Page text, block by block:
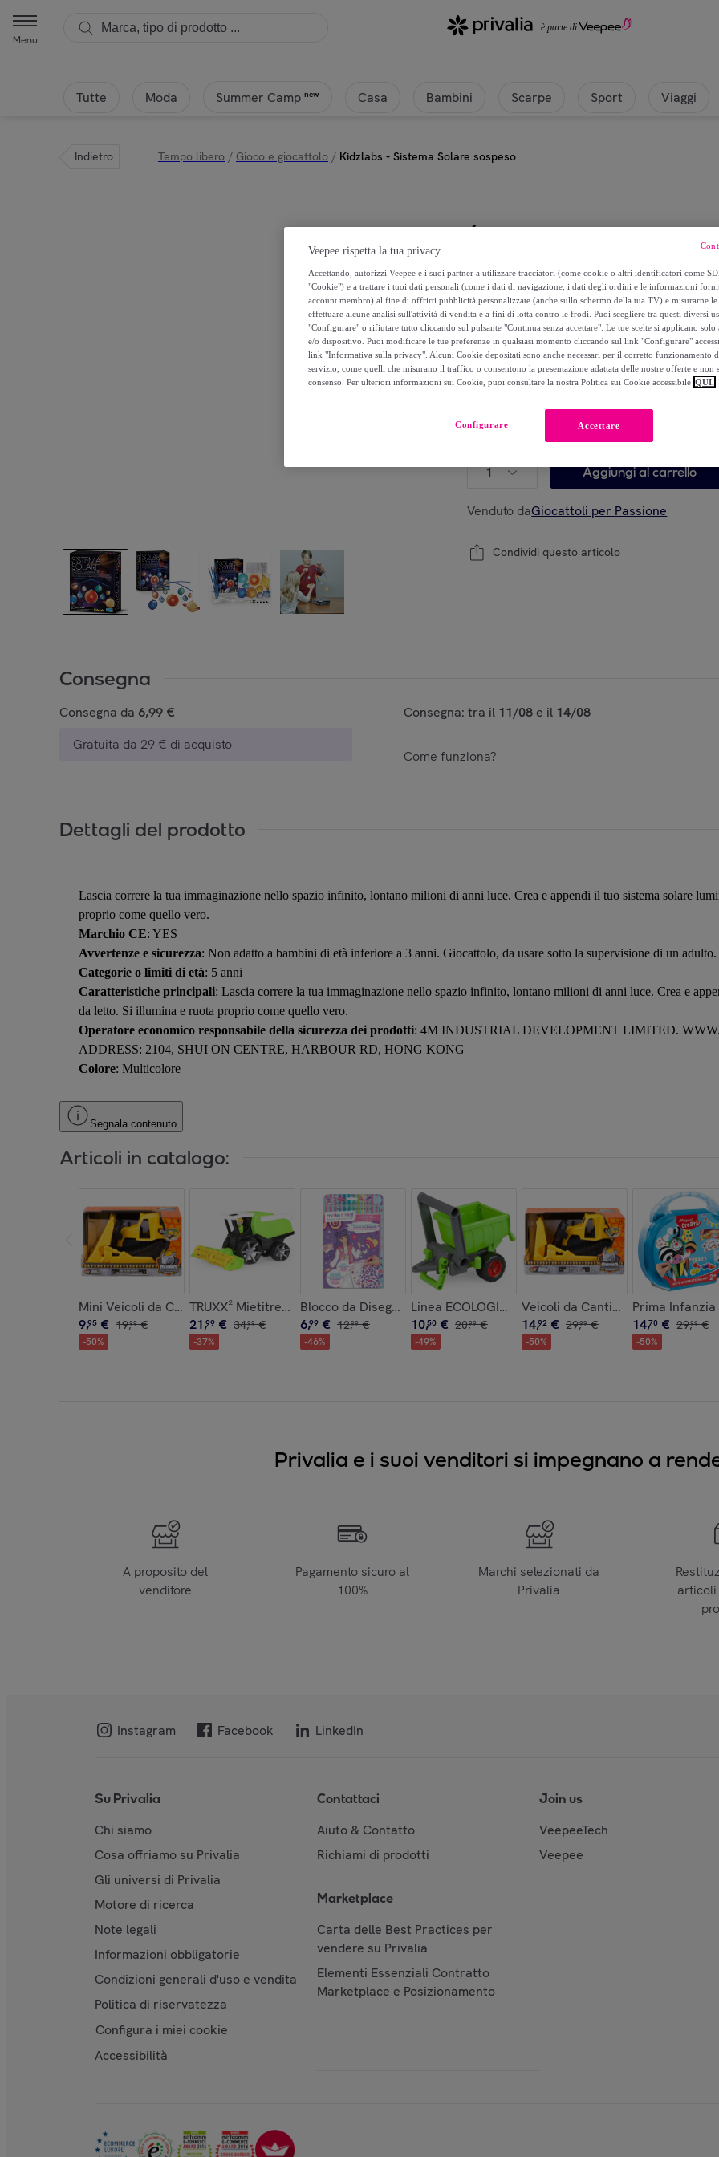
Menu
Tutte Moda Summer Camp new Casa Bambini Scarpe Sport Viaggi
Indietro Tempo libero / Gioco e giocattolo / Kidzlabs - Sistema Solare sospeso
4m
Kidzlabs - Sistema Solare
14,92 €
29,99 €
- 50%
Modello:
1 Aggiungi al carrello
Venduto daGiocattoli per Passione
Condividi questo articolo
Consegna
Consegna da 6,99 €
Gratuita da 29 € di acquisto
Consegna: tra il 11/08 e il 14/08
Come funziona?
Dettagli del prodotto
Lascia correre la tua immaginazione nello spazio infinito, lontano milioni di anni luce. Crea e appendi il tuo sistema solare
proprio come quello vero.
Marchio CE: YES
Avvertenze e sicurezza: Non adatto a bambini di età inferiore a 3 anni. Giocattolo, da usare sotto la supervisione di un adulto.
Categorie o limiti di età: 5 anni
Caratteristiche principali: Lascia correre la tua immaginazione nello spazio infinito, lontano milioni di anni luce. Crea e
da letto. Si illumina e ruota proprio come quello vero.
Operatore economico responsabile della sicurezza dei prodotti: 4M INDUSTRIAL DEVELOPMENT LIMITED.
ADDRESS: 2104, SHUI ON CENTRE, HARBOUR RD, HONG KONG
Colore: Multicolore
Segnala contenuto
Articoli in catalogo:
Mini Veicoli da Cantiere in scatola - Bulldozer
9,95 € 19,99 €
-50%
TRUXX² Mietitrebbia
21,99 € 34,99 €
-37%
Blocco da Disegno Stilista: Good Vibes
6,99 € 12,99 €
-46%
Linea ECOLOGICA - Rimorchio
10,50 € 20,99 €
-49%
Veicoli da Cantiere in scatola -
14,92 € 29,99 €
-50%
Prima
14,70 € 29,99 €
-50%
Privalia e i suoi venditori si impegnano a
A proposito del
venditore
Pagamento sicuro al
100%
Marchi selezionati da
Privalia
articoli
Instagram Facebook LinkedIn
Su Privalia
Chi siamo
Cosa offriamo su Privalia
Gli universi di Privalia
Motore di ricerca
Note legali
Informazioni obbligatorie
Condizioni generali d'uso e vendita
Politica di riservatezza
Configura i miei cookie
Accessibilità
Contattaci
Aiuto & Contatto
Richiami di prodotti
Marketplace
Carta delle Best Practices per
vendere su Privalia
Elementi Essenziali Contratto
Marketplace e Posizionamento
Join us
VeepeeTech
Veepee
Veepee rispetta la tua privacy
Accettando, autorizzi Veepee e i suoi partner a utilizzare tracciatori (come cookie o altri identificatori come
"Cookie") e a trattare i tuoi dati personali (come i dati di navigazione, i dati degli ordini e le informazioni
account membro) al fine di offrirti pubblicità personalizzate (anche sullo schermo della tua TV) e misurarne le
effettuare alcune analisi sull'attività di vendita e a fini di lotta contro le frodi. Puoi scegliere tra questi diversi
"Configurare" o rifiutare tutto cliccando sul pulsante "Continua senza accettare". Le tue scelte si applicano solo
e/o dispositivo. Puoi modificare le tue preferenze in qualsiasi momento cliccando sul link "Configurare"
link "Informativa sulla privacy". Alcuni Cookie depositati sono anche necessari per il corretto funzionamento
servizio, come quelli che misurano il traffico o consentono la presentazione adattata delle nostre offerte e non
consenso. Per ulteriori informazioni sui Cookie, puoi consultare la nostra Politica sui Cookie accessibile QUI.
Accettare
Configurare